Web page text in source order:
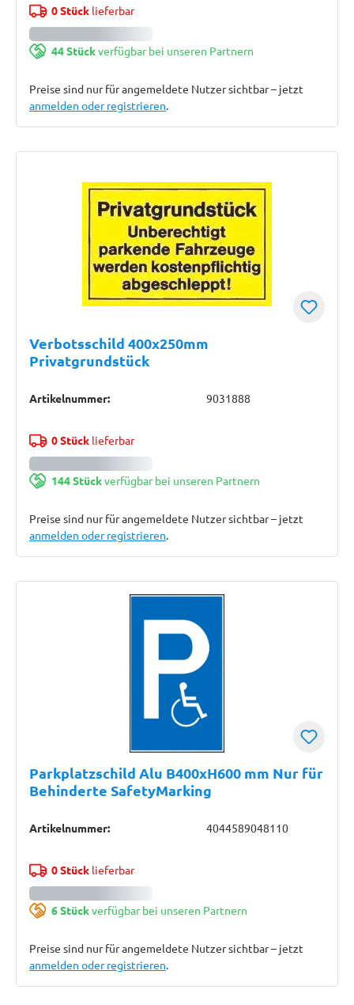
0 Stücklieferbar
44 Stückverfügbar bei unseren Partnern
Preise sind nur für angemeldete Nutzer sichtbar – jetzt
anmelden oder registrieren.
Verbotsschild 400x250mm
Privatgrundstück
Artikelnummer: 9031888
0 Stücklieferbar
144 Stückverfügbar bei unseren Partnern
Preise sind nur für angemeldete Nutzer sichtbar – jetzt
anmelden oder registrieren.
Parkplatzschild Alu B400xH600 mm Nur für
Behinderte SafetyMarking
Artikelnummer: 4044589048110
0 Stücklieferbar
6 Stückverfügbar bei unseren Partnern
Preise sind nur für angemeldete Nutzer sichtbar – jetzt
anmelden oder registrieren.